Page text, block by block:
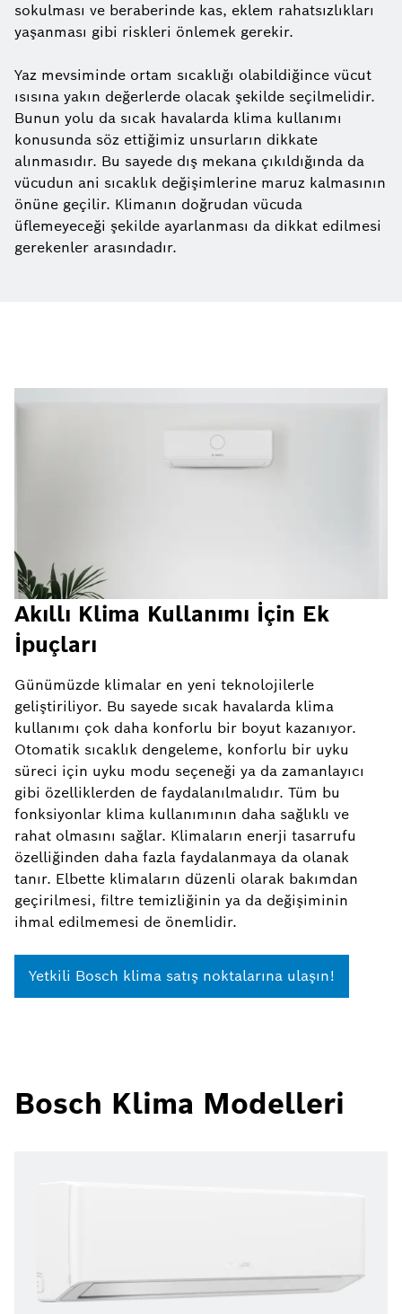
sokulması ve beraberinde kas, eklem rahatsızlıkları
yaşanması gibi riskleri önlemek gerekir.
Yaz mevsiminde ortam sıcaklığı olabildiğince vücut
ısısına yakın değerlerde olacak şekilde seçilmelidir.
Bunun yolu da sıcak havalarda klima kullanımı
konusunda söz ettiğimiz unsurların dikkate
alınmasıdır. Bu sayede dış mekana çıkıldığında da
vücudun ani sıcaklık değişimlerine maruz kalmasının
önüne geçilir. Klimanın doğrudan vücuda
üflemeyeceği şekilde ayarlanması da dikkat edilmesi
gerekenler arasındadır.
Akıllı Klima Kullanımı İçin Ek
İpuçları
Günümüzde klimalar en yeni teknolojilerle
geliştiriliyor. Bu sayede sıcak havalarda klima
kullanımı çok daha konforlu bir boyut kazanıyor.
Otomatik sıcaklık dengeleme, konforlu bir uyku
süreci için uyku modu seçeneği ya da zamanlayıcı
gibi özelliklerden de faydalanılmalıdır. Tüm bu
fonksiyonlar klima kullanımının daha sağlıklı ve
rahat olmasını sağlar. Klimaların enerji tasarrufu
özelliğinden daha fazla faydalanmaya da olanak
tanır. Elbette klimaların düzenli olarak bakımdan
geçirilmesi, filtre temizliğinin ya da değişiminin
ihmal edilmemesi de önemlidir.
Yetkili Bosch klima satış noktalarına ulaşın!
Bosch Klima Modelleri